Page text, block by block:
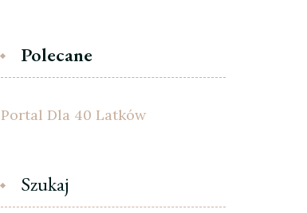
Polecane
Portal Dla 40 Latków
Szukaj